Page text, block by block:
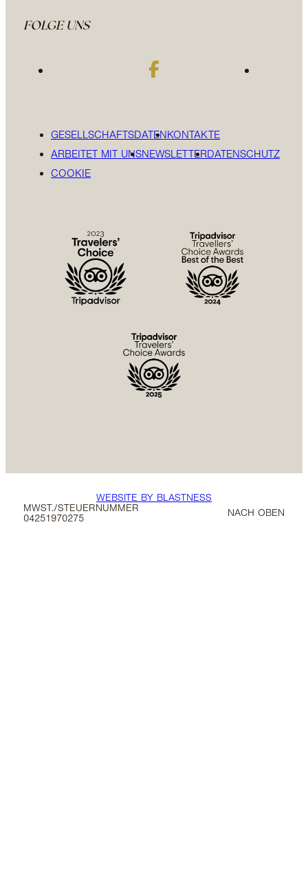
FOLGE UNS
GESELLSCHAFTSDATENKONTAKTE
ARBEITET MIT UNSNEWSLETTERDATENSCHUTZ
COOKIE
MWST./STEUERNUMMER
04251970275
WEBSITE BY BLASTNESS
NACH OBEN